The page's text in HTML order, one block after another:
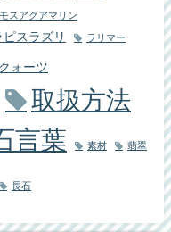
モスアクアマリン
ピスラズリ ラリマー
ォーツ
取扱方法
言葉 素材 翡翠
長石